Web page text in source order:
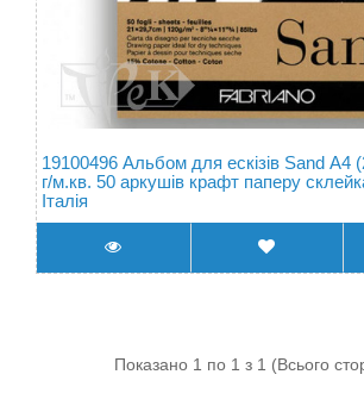
19100496 Альбом для ескізів Sand А4
г/м.кв. 50 аркушів крафт паперу
Італія
Показано 1 по 1 з 1 (Всього